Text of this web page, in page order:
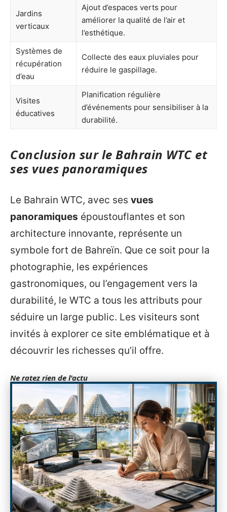
Jardins
verticaux
Ajout d’espaces verts pour
améliorer la qualité de l’air et
l’esthétique.
Systèmes de
récupération
d’eau
Collecte des eaux pluviales pour
réduire le gaspillage.
Visites
éducatives
Planification régulière
d’événements pour sensibiliser à la
durabilité.
Conclusion sur le Bahrain WTC et
ses vues panoramiques
Le Bahrain WTC, avec ses vues
panoramiques époustouflantes et son
architecture innovante, représente un
symbole fort de Bahreïn. Que ce soit pour la
photographie, les expériences
gastronomiques, ou l’engagement vers la
durabilité, le WTC a tous les attributs pour
séduire un large public. Les visiteurs sont
invités à explorer ce site emblématique et à
découvrir les richesses qu’il offre.
Ne ratez rien de l'actu